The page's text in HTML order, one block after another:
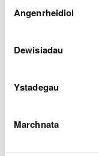
Gellirdarllen mwy
Caniatâd
Angenrheidiol
Dewisiadau
Ystadegau
Marchnata
Ceisiadau am
2023
Awst 2023
Ceisiadau am
Ceisiadau am
Ceisiadau am
2023